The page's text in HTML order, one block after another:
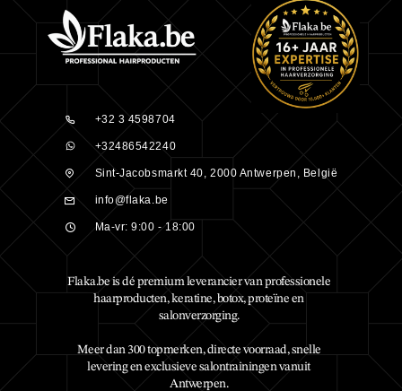
+32 3 4598704
+32486542240
Sint-Jacobsmarkt 40, 2000 Antwerpen, België
info@flaka.be
Ma-vr: 9:00 - 18:00
Flaka.be is dé premium leverancier van professionele
haarproducten, keratine, botox, proteïne en
salonverzorging.
Meer dan 300 topmerken, directe voorraad, snelle
levering en exclusieve salontrainingen vanuit
Antwerpen.